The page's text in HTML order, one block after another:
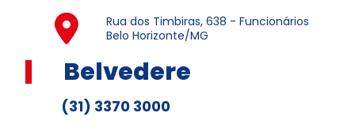
Rua dos Timbiras, 638 - Funcionários
Belo Horizonte/MG
Belvedere
(31) 3370 3000